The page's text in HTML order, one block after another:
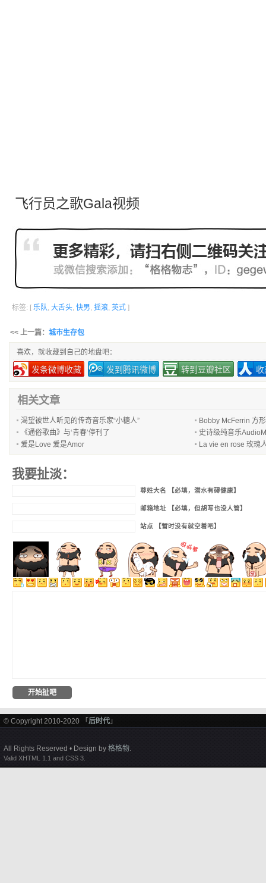
飞行员之歌Gala视频
标签: [ 乐队, 大舌头, 快男, 摇滚, 英式 ]
<< 上一篇： 城市生存包
喜欢，就收藏到自己的地盘吧：
发条微博收藏 发到腾讯微博 转到豆瓣社区
相关文章
渴望被世人听见的传奇音乐家“小糖人”
Bobby McFerrin 方
《通俗歌曲》与‘青春’停刊了
史诗级纯音乐
爱是Love 爱是Amor
La vie en rose 玫瑰
我要扯淡：
尊姓大名 【必填，潜水有碍健康】
邮箱地址 【必填，但胡写也没人管】
站点 【暂时没有就空着吧】
© Copyright 2010-2020 「 后时代 」
All Rights Reserved • Design by 格格物.
Valid XHTML 1.1 and CSS 3.